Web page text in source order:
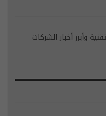
وأبرز أخبار الشركات